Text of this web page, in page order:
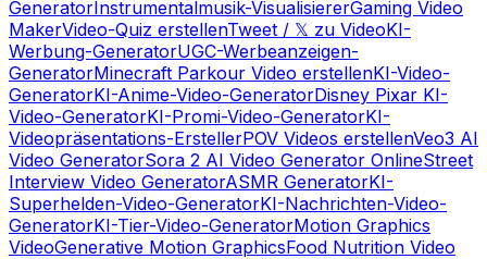
GeneratorInstrumentalmusik-VisualisiererGaming Video
MakerVideo-Quiz erstellenTweet / 𝕏 zu VideoKI-
Werbung-GeneratorUGC-Werbeanzeigen-
GeneratorMinecraft Parkour Video erstellenKI-Video-
GeneratorKI-Anime-Video-GeneratorDisney Pixar KI-
Video-GeneratorKI-Promi-Video-GeneratorKI-
Videopräsentations-ErstellerPOV Videos erstellenVeo3 AI
Video GeneratorSora 2 AI Video Generator OnlineStreet
Interview Video GeneratorASMR GeneratorKI-
Superhelden-Video-GeneratorKI-Nachrichten-Video-
GeneratorKI-Tier-Video-GeneratorMotion Graphics
VideoGenerative Motion GraphicsFood Nutrition Video